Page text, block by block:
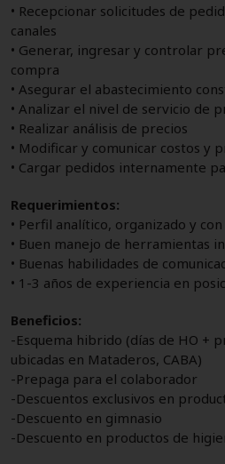
• Recepcionar solicitudes de
canales
• Generar, ingresar y controlar
compra
• Asegurar el abastecimiento
• Analizar el nivel de servicio de
• Realizar análisis de precios
• Modificar y comunicar costos y
• Cargar pedidos internamente
Requerimientos:
• Perfil analítico, organizado y
• Buen manejo de herramientas
• Buenas habilidades de
• 1-3 años de experiencia en
Beneficios:
-Esquema hibrido (días de HO +
ubicadas en Mataderos, CABA)
-Prepaga para el colaborador
-Descuentos exclusivos en
-Descuento en gimnasio
-Descuento en productos de